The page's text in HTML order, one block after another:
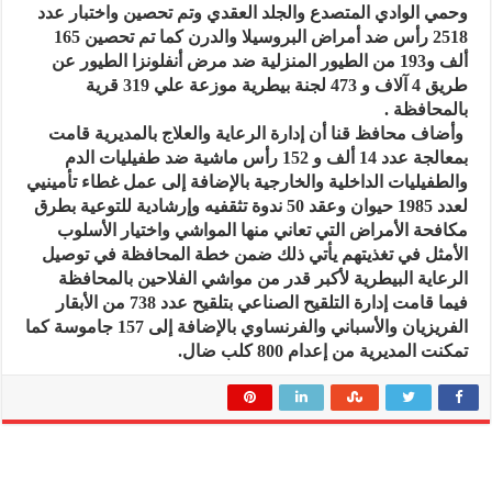
وحمي الوادي المتصدع والجلد العقدي وتم تحصين واختبار عدد
2518 رأس ضد أمراض البروسيلا والدرن كما تم تحصين 165
ألف و193 من الطيور المنزلية ضد مرض أنفلونزا الطيور عن
طريق 4 آلاف و 473 لجنة بيطرية موزعة علي 319 قرية
بالمحافظة .
وأضاف محافظ قنا أن إدارة الرعاية والعلاج بالمديرية قامت
بمعالجة عدد 14 ألف و 152 رأس ماشية ضد طفيليات الدم
والطفيليات الداخلية والخارجية بالإضافة إلى عمل غطاء تأمينيي
لعدد 1985 حيوان وعقد 50 ندوة تثقفيه وإرشادية للتوعية بطرق
مكافحة الأمراض التي تعاني منها المواشي واختيار الأسلوب
الأمثل في تغذيتهم يأتي ذلك ضمن خطة المحافظة في توصيل
الرعاية البيطرية لأكبر قدر من مواشي الفلاحين بالمحافظة
فيما قامت إدارة التلقيح الصناعي بتلقيح عدد 738 من الأبقار
الفريزيان والأسباني والفرنساوي بالإضافة إلى 157 جاموسة كما
تمكنت المديرية من إعدام 800 كلب ضال.